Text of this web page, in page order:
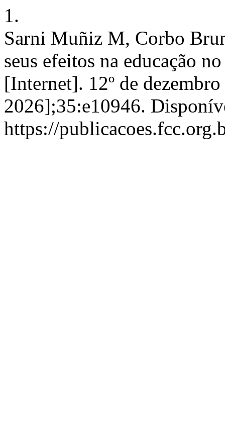
1.
Sarni Muñiz M, Corbo
seus efeitos na educação
[Internet]. 12º de
2026];35:e10946.
https://